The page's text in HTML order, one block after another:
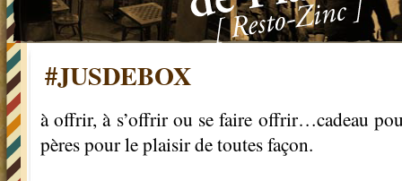
#JUSDEBOX
à offrir, à s’offrir ou se faire offrir…cadeau
pères pour le plaisir de toutes façon.